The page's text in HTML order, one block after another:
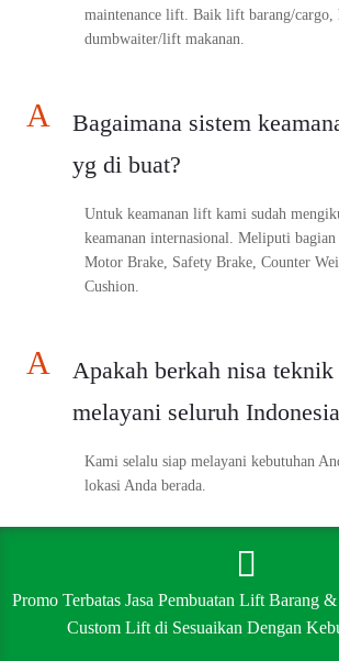
maintenance lift. Baik lift barang/cargo,
dumbwaiter/lift makanan.
A
Bagaimana sistem
yg di buat?
Untuk keamanan lift kami sudah
keamanan internasional. Meliputi bagian
Motor Brake, Safety Brake, Counter
Cushion.
A
Apakah berkah nisa teknik
melayani seluruh
Kami selalu siap melayani kebutuhan
lokasi Anda berada.
Apakah ada garansi untuk
layanan yang di berikan?
Promo Terbatas Jasa Pembuatan Lift Barang
Custom Lift di Sesuaikan Dengan